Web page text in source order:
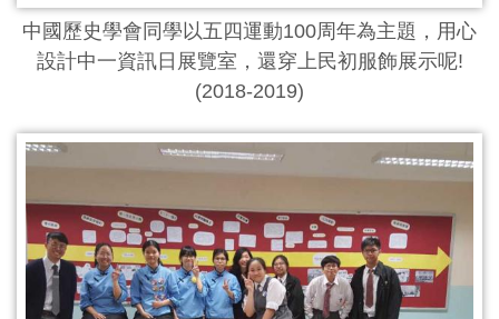
中國歷史學會同學以五四運動100周年為主題，用心
設計中一資訊日展覽室，還穿上民初服飾展示呢!
(2018-2019)